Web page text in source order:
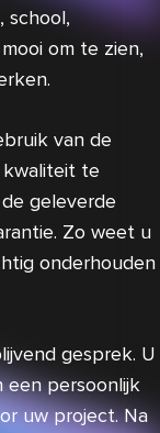
school,
om te zien,
van de
kwaliteit te
geleverde
Zo weet u
onderhouden
gesprek. U
een persoonlijk
uw project. Na